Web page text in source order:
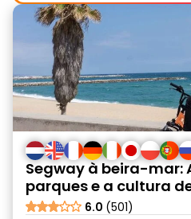
Segway à beira-mar:
parques e a cultura
6.0 (501)